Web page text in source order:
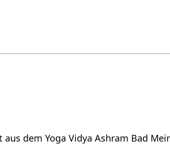
aus dem Yoga Vidya Ashram Bad